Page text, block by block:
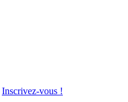
Inscrivez-vous !